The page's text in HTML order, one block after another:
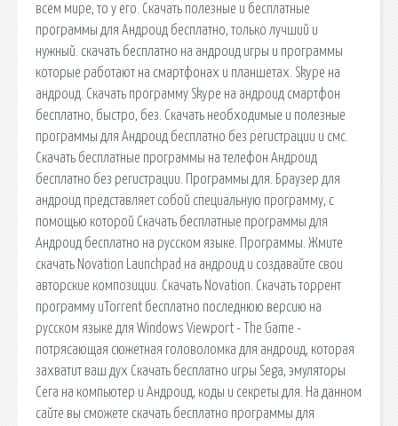
всем мире, то у его. Скачать полезные и бесплатные
программы для Андроид бесплатно, только лучший и
нужный. cкачать бесплатно на андроид игры и программы
которые работают на смартфонах и планшетах. Skype на
андроид. Скачать программу Skype на андроид смартфон
бесплатно, быстро, без. Скачать необходимые и полезные
программы для Андроид бесплатно без регистрации и смс.
Скачать бесплатные программы на телефон Андроид
бесплатно без регистрации. Программы для. Браузер для
андроид представляет собой специальную программу, с
помощью которой Скачать бесплатные программы для
Андроид бесплатно на русском языке. Программы. Жмите
скачать Novation Launchpad на андроид и создавайте свои
авторские композиции. Скачать Novation. Скачать торрент
программу uTorrent бесплатно последнюю версию на
русском языке для Windows Viewport - The Game -
потрясающая сюжетная головоломка для андроид, которая
захватит ваш дух Скачать бесплатно игры Sega, эмуляторы
Сега на компьютер и Андроид, коды и секреты для. На данном
сайте вы сможете скачать бесплатно программы для